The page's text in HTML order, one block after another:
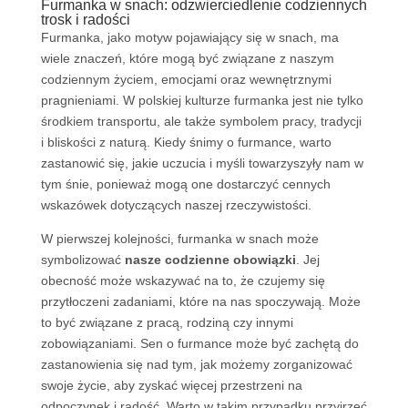
Furmanka w snach: odzwierciedlenie codziennych
trosk i radości
Furmanka, jako motyw pojawiający się w snach, ma
wiele znaczeń, które mogą być związane z naszym
codziennym życiem, emocjami oraz wewnętrznymi
pragnieniami. W polskiej kulturze furmanka jest nie tylko
środkiem transportu, ale także symbolem pracy, tradycji
i bliskości z naturą. Kiedy śnimy o furmance, warto
zastanowić się, jakie uczucia i myśli towarzyszyły nam w
tym śnie, ponieważ mogą one dostarczyć cennych
wskazówek dotyczących naszej rzeczywistości.
W pierwszej kolejności, furmanka w snach może
symbolizować nasze codzienne obowiązki . Jej
obecność może wskazywać na to, że czujemy się
przytłoczeni zadaniami, które na nas spoczywają. Może
to być związane z pracą, rodziną czy innymi
zobowiązaniami. Sen o furmance może być zachętą do
zastanowienia się nad tym, jak możemy zorganizować
swoje życie, aby zyskać więcej przestrzeni na